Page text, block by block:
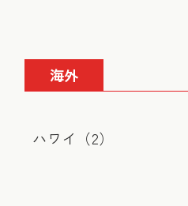
海外
ハワイ（2）